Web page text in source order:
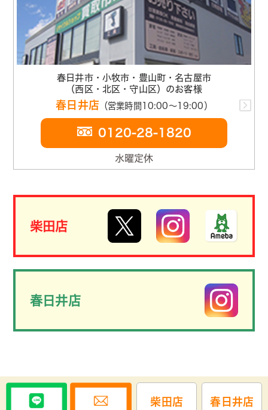
春日井市・小牧市・豊山町・名古屋市
（西区・北区・守山区）のお客様
春日井店 （営業時間10:00～19:00）
0120-28-1820
水曜定休
柴田店
春日井店
柴田店 春日井店